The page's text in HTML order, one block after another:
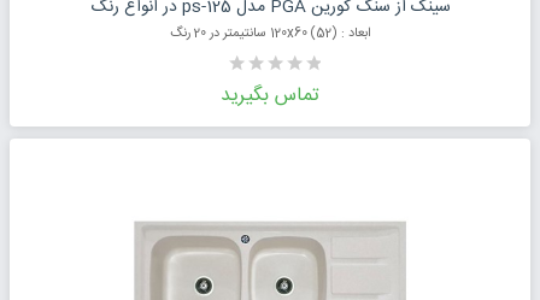
سینک از سنگ کورین PGA مدل ps-125 در انواع رنگ
ابعاد : (52) 120x60 سانتیمتر در 20 رنگ
تماس بگیرید